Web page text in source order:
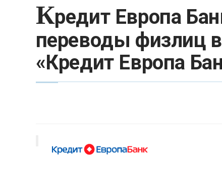
Кредит Европа
переводы физлиц в
«Кредит Европа